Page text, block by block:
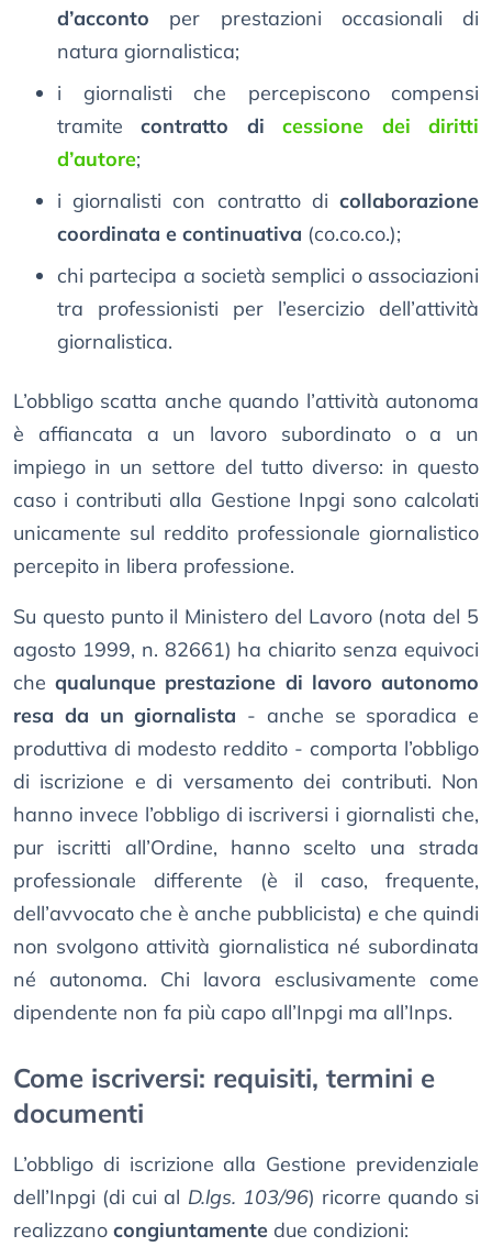
d’acconto per prestazioni occasionali di
natura giornalistica;
i giornalisti che percepiscono compensi
tramitecontratto dicessione dei diritti
d’autore;
i giornalisti con contratto di collaborazione
coordinata e continuativa (co.co.co.);
chi partecipa a società semplici o associazioni
tra professionisti per l’esercizio dell’attività
giornalistica.
L’obbligo scatta anche quando l’attività autonoma
è affiancata a un lavoro subordinato o a un
impiego in un settore del tutto diverso: in questo
caso i contributi alla Gestione Inpgi sono calcolati
unicamente sul reddito professionale giornalistico
percepito in libera professione.
Su questo punto il Ministero del Lavoro (nota del 5
agosto 1999, n. 82661) ha chiarito senza equivoci
chequalunque prestazione di lavoro autonomo
resa da un giornalista - anche se sporadica e
produttiva di modesto reddito - comporta l’obbligo
di iscrizione e di versamento dei contributi. Non
hanno invece l’obbligo di iscriversi i giornalisti che,
pur iscritti all’Ordine, hanno scelto una strada
professionale differente (è il caso, frequente,
dell’avvocato che è anche pubblicista) e che quindi
non svolgono attività giornalistica né subordinata
né autonoma. Chi lavora esclusivamente come
dipendente non fa più capo all’Inpgi ma all’Inps.
Come iscriversi: requisiti, termini e
documenti
L’obbligo di iscrizione alla Gestione previdenziale
dell’Inpgi (di cui al D.lgs. 103/96) ricorre quando si
realizzano congiuntamente due condizioni: